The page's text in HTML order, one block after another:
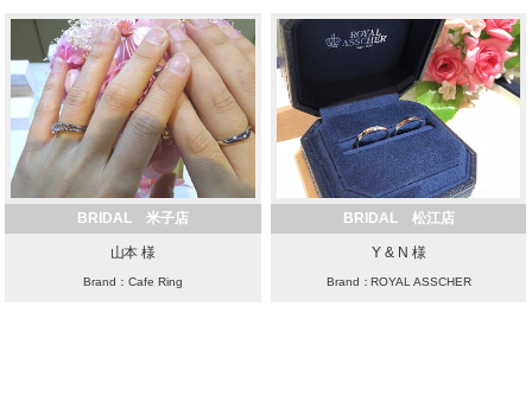
BRIDAL 米子店
山本 様
Brand：Cafe Ring
BRIDAL 松江店
Y & N 様
Brand：ROYAL ASSCHER